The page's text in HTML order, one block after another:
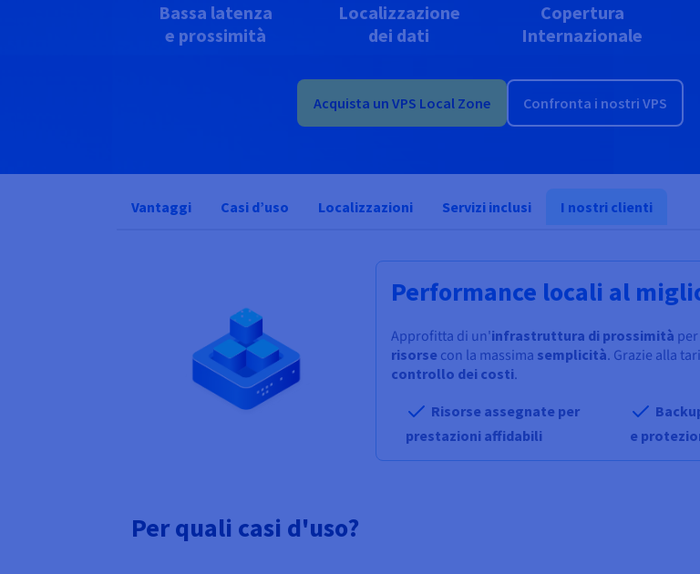
Bassa latenza
e prossimità
Localizzazione
dei dati
Copertura
Internazionale
Acquista un VPS Local Zone Confronta i nostri VPS
Vantaggi Casi d’uso Localizzazioni Servizi inclusi I nostri clienti
Performance locali al
Approfitta di un'infrastruttura di prossimità per
risorse con la massima semplicità. Grazie alla
controllo dei costi.
Risorse assegnate per
prestazioni affidabili
e
Per quali casi d'uso?